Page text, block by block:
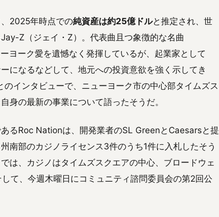
2025年時点での純資産は約25億ドルと推定され、世
Z（ジェイ・Z）。代表曲且つ象徴的な名曲
ヨーク愛を遺憾なく発揮しているが、起業家として
になるなどして、地元への投資意欲を強く示してき
インタビューで、ニューヨーク市の中心部タイムズス
身の最新の事業について語ったそうだ。
るRoc Nationは、開発業者のSL GreenとCaesarsと提
南部のカジノライセンス3件のうち1件に入札したそう
は、カジノはタイムズスクエアの中心、ブロードウェ
て、今週木曜日にコミュニティ諮問委員会の第2回公